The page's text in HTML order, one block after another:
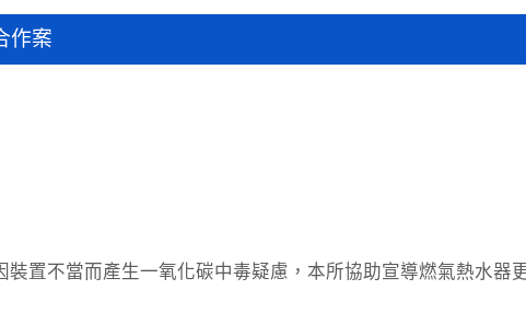
作案
置不當而產生一氧化碳中毒疑慮，本所協助宣導燃氣熱水器